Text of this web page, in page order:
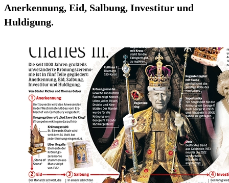
Anerkennung, Eid, Salbung, Investitur und
Huldigung.